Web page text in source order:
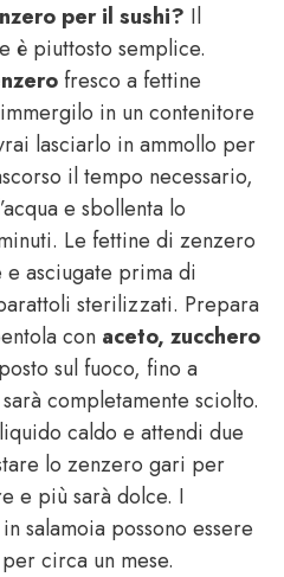
per il sushi? Il
è piuttosto semplice.
fresco a fettine
in un contenitore
lasciarlo in ammollo per
il tempo necessario,
e sbollenta lo
Le fettine di zenzero
asciugate prima di
sterilizzati. Prepara
con aceto, zucchero
sul fuoco, fino a
completamente sciolto.
caldo e attendi due
lo zenzero gari per
e più sarà dolce. I
salamoia possono essere
circa un mese.